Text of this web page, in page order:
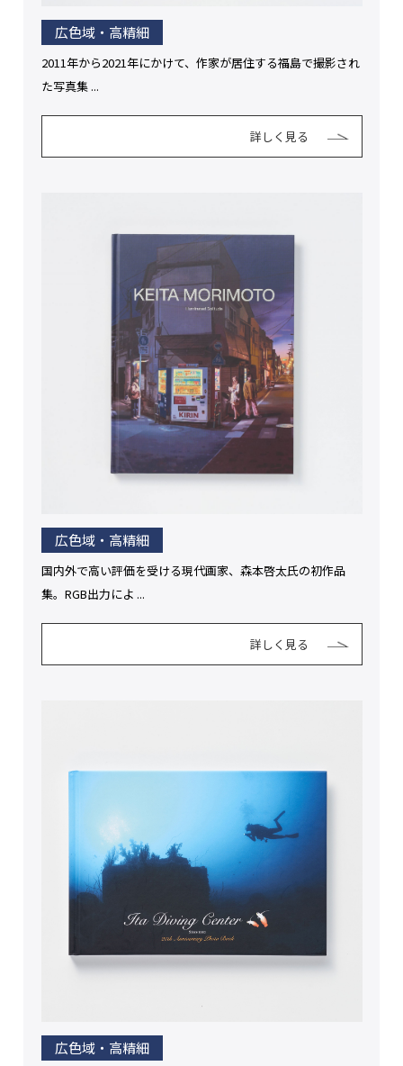
広色域・高精細
2011年から2021年にかけて、作家が居住する福島で撮影され
た写真集 ...
詳しく見る
広色域・高精細
国内外で高い評価を受ける現代画家、森本啓太氏の初作品
集。RGB出力によ ...
詳しく見る
広色域・高精細